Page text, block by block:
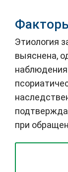
Этиология
выяснена,
при